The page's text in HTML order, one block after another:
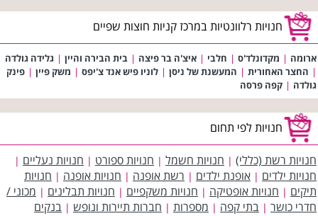
חנויות רלוונטיות במרכז קניות חוצות שפיים
ארומה | מקדונלד'ס | חלבי | איצ'ה בר פיצה | בית הבירה והיין | גלידה גולדה
| החצר האחורית | המעשנת של ניסן | לוניו פיש אנד צ'יפס | משק פיין | פינק
גולדה | קפה פרסה
חנויות לפי תחום
חנויות רשת (כללי) | חנויות חשמל | חנויות ספורט | חנויות נעליים |
חנויות ילדים | אופנת ילדים | רשת אופנה | חנויות אופנה | חנויות
תיקים | חנויות אופטיקה | חנויות משקפיים | חנויות תבלינים | מכוני /
חדרי כושר | בתי קפה | מספרות | חברות תיירות ונופש | בנקים